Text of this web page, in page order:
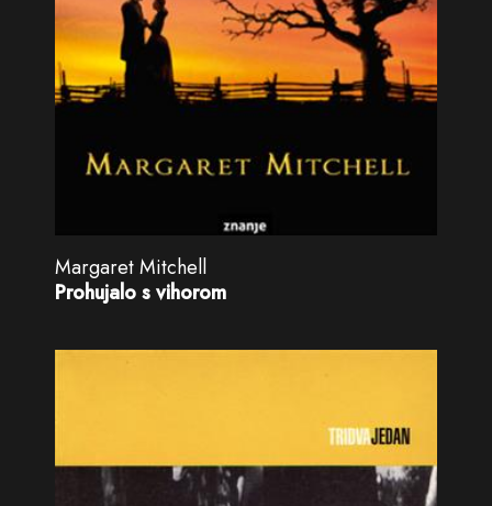
Margaret Mitchell
Prohujalo s vihorom